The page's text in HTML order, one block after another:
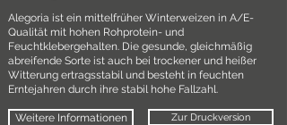
Alegoria ist ein mittelfrüher Winterweizen in A/E-
Qualität mit hohen Rohprotein- und
Feuchtklebergehalten. Die gesunde, gleichmäßig
abreifende Sorte ist auch bei trockener und heißer
Witterung ertragsstabil und besteht in feuchten
Erntejahren durch ihre stabil hohe Fallzahl.
Weitere Informationen Zur Druckversion